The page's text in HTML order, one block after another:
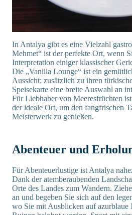
In Antalya gibt es eine Vielzahl
Mehmet“ ist der perfekte Ort, wenn
Interpretation einiger klassischer
Die „Vanilla Lounge“ ist ein
Aussicht; zusätzlich zu ihren
Speisekarte eine breite Auswahl an
Für Liebhaber von Meeresfrüchten
der ideale Ort, um den fangfrischen
Meisterwerk zu genießen.
Abenteuer und
Für Abenteuerlustige ist Antalya
Dank der atemberaubenden
Orte des Landes zum Wandern.
an und begeben Sie sich auf den
wo Sie mit Ausblicken auf azurblaue